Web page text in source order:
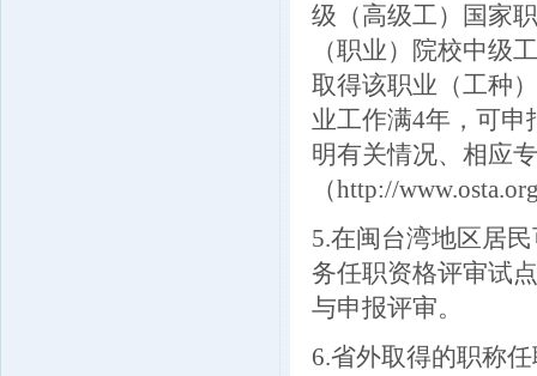
级（高级工）国家
（职业）院校中级
取得该职业（工种
业工作满4年，可
明有关情况、相应
（http://
5.在闽台湾地区居
务任职资格评审试
与申报评审。
6.省外取得的职称